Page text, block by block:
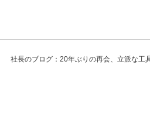
社長のブログ：20年ぶりの再会、立派な工